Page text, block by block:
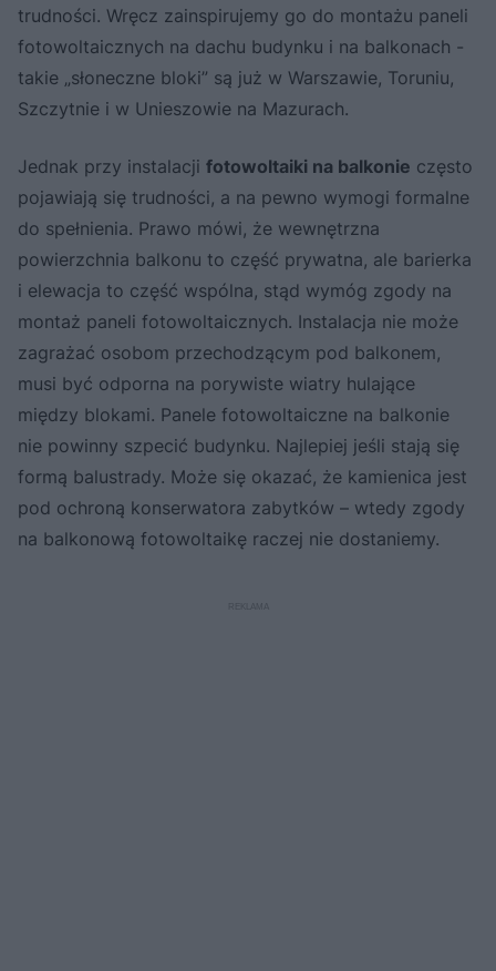
trudności. Wręcz zainspirujemy go do montażu paneli
fotowoltaicznych na dachu budynku i na balkonach -
takie „słoneczne bloki” są już w Warszawie, Toruniu,
Szczytnie i w Unieszowie na Mazurach.
Jednak przy instalacji fotowoltaiki na balkonie często
pojawiają się trudności, a na pewno wymogi formalne
do spełnienia. Prawo mówi, że wewnętrzna
powierzchnia balkonu to część prywatna, ale barierka
i elewacja to część wspólna, stąd wymóg zgody na
montaż paneli fotowoltaicznych. Instalacja nie może
zagrażać osobom przechodzącym pod balkonem,
musi być odporna na porywiste wiatry hulające
między blokami. Panele fotowoltaiczne na balkonie
nie powinny szpecić budynku. Najlepiej jeśli stają się
formą balustrady. Może się okazać, że kamienica jest
pod ochroną konserwatora zabytków – wtedy zgody
na balkonową fotowoltaikę raczej nie dostaniemy.